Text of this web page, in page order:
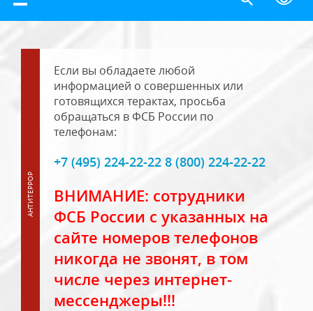
Если вы обладаете любой
информацией о совершенных или
готовящихся терактах, просьба
обращаться в ФСБ России по
телефонам:
+7 (495) 224-22-22 8 (800) 224-22-22
ВНИМАНИЕ: сотрудники
ФСБ России с указанных на
сайте номеров телефонов
никогда не звонят, в том
числе через интернет-
мессенджеры!!!